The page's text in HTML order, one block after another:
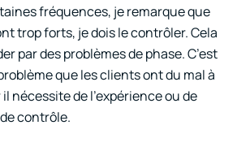
fréquences, je remarque que
trop forts, je dois le contrôler. Cela
par des problèmes de phase. C’est
que les clients ont du mal à
nécessite de l’expérience ou de
contrôle.